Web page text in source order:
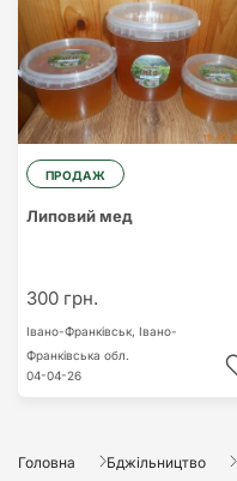
ПРОДАЖ
Липовий мед
300 грн.
Івано-Франківськ, Івано-
Франківська обл.
04-04-26
Головна Бджільництво